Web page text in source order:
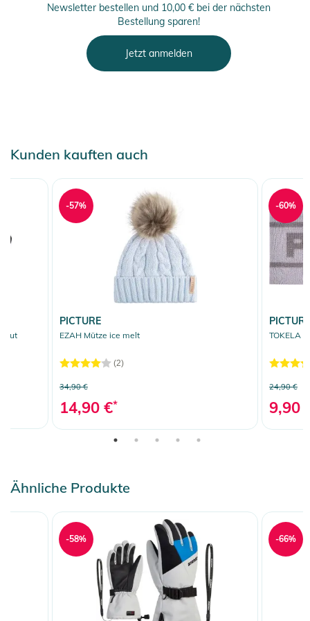
Newsletter bestellen und 10,00 € bei der nächsten
Bestellung sparen!
Jetzt anmelden
Kunden kauften auch
PICTURE
EZAH Mütze ice melt
(2)
34,90 €
14,90 €*
-57%
PICTURE
TOKELA
24,90 €
9,90
-60%
Ähnliche Produkte
-58% -66%